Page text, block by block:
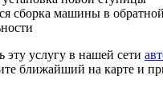
сборка машины в обратной
услугу в нашей сети
ближайший на карте и